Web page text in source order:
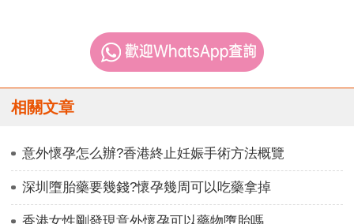
相關文章
意外懷孕怎么辦?香港終止妊娠手術方法概覽
深圳墮胎藥要幾錢?懷孕幾周可以吃藥拿掉
香港女性剛發現意外懷孕可以藥物墮胎嗎